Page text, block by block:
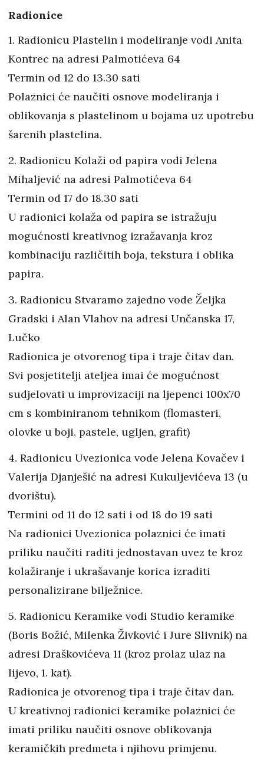
Radionice
1. Radionicu Plastelin i modeliranje vodi Anita
Kontrec na adresi Palmotićeva 64
Termin od 12 do 13.30 sati
Polaznici će naučiti osnove modeliranja i
oblikovanja s plastelinom u bojama uz upotrebu
šarenih plastelina.
2. Radionicu Kolaži od papira vodi Jelena
Mihaljević na adresi Palmotićeva 64
Termin od 17 do 18.30 sati
U radionici kolaža od papira se istražuju
mogućnosti kreativnog izražavanja kroz
kombinaciju različitih boja, tekstura i oblika
papira.
3. Radionicu Stvaramo zajedno vode Željka
Gradski i Alan Vlahov na adresi Unčanska 17,
Lučko
Radionica je otvorenog tipa i traje čitav dan.
Svi posjetitelji ateljea imai će mogućnost
sudjelovati u improvizaciji na ljepenci 100x70
cm s kombiniranom tehnikom (flomasteri,
olovke u boji, pastele, ugljen, grafit)
4. Radionicu Uvezionica vode Jelena Kovačev i
Valerija Djanješić na adresi Kukuljevićeva 13 (u
dvorištu).
Termini od 11 do 12 sati i od 18 do 19 sati
Na radionici Uvezionica polaznici će imati
priliku naučiti raditi jednostavan uvez te kroz
kolažiranje i ukrašavanje korica izraditi
personalizirane bilježnice.
5. Radionicu Keramike vodi Studio keramike
(Boris Božić, Milenka Živković i Jure Slivnik) na
adresi Draškovićeva 11 (kroz prolaz ulaz na
lijevo, 1. kat).
Radionica je otvorenog tipa i traje čitav dan.
U kreativnoj radionici keramike polaznici će
imati priliku naučiti osnove oblikovanja
keramičkih predmeta i njihovu primjenu.